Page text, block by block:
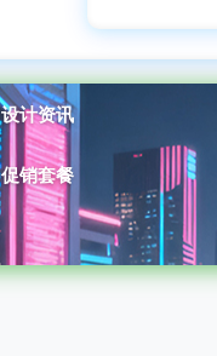
设计资讯
促销套餐